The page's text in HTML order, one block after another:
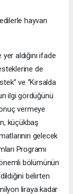
hayvan
aldığını ifade
de
ve “Kırsalda
ilgi gördüğünü
vermeye
küçükbaş
gelecek
Programı
bölümünün
belirten
liraya kadar